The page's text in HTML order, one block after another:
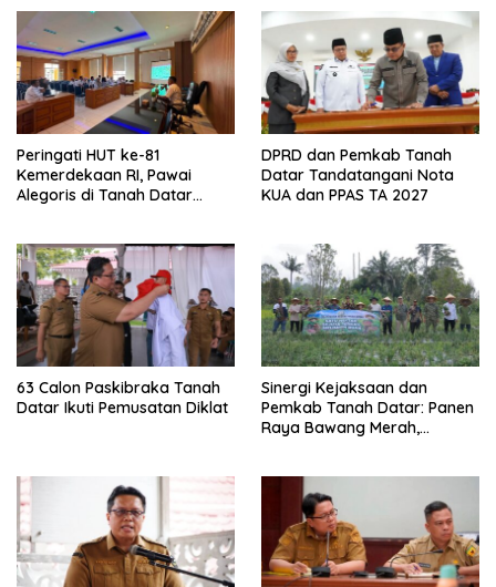
Peringati HUT ke-81
Kemerdekaan RI, Pawai
Alegoris di Tanah Datar
DPRD dan Pemkab Tanah
Datar Tandatangani Nota
KUA dan PPAS TA 2027
63 Calon Paskibraka Tanah
Datar Ikuti Pemusatan Diklat
Sinergi Kejaksaan dan
Pemkab Tanah Datar: Panen
Raya Bawang Merah,